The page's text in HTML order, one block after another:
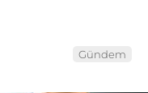
Gündem